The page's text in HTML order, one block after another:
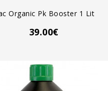
Organic Pk Booster 1 Lit
39.00€